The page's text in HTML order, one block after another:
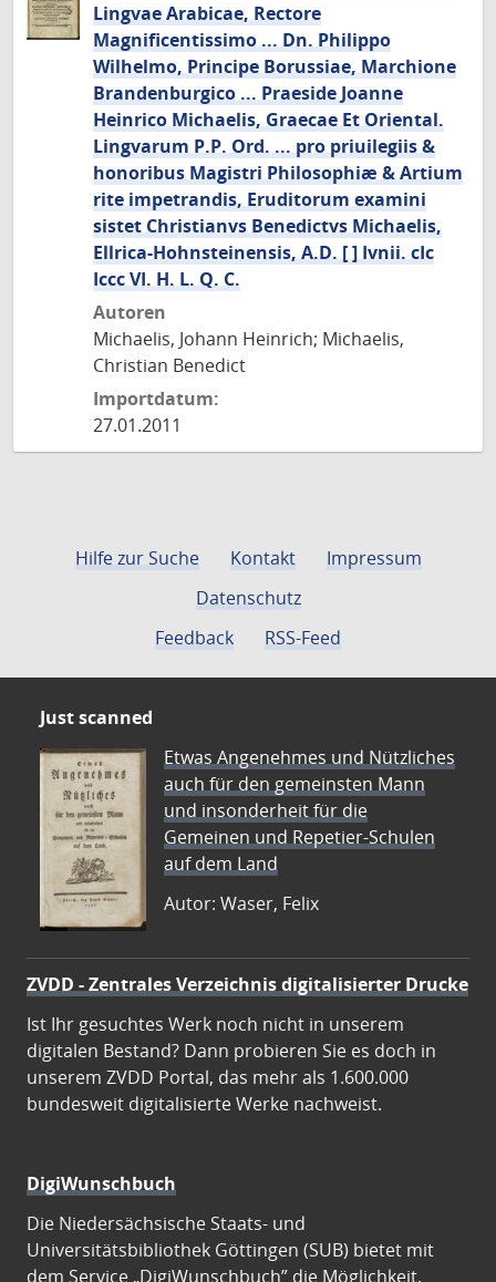
Lingvae Arabicae, Rectore
Magnificentissimo ... Dn. Philippo
Wilhelmo, Principe Borussiae, Marchione
Brandenburgico ... Praeside Joanne
Heinrico Michaelis, Graecae Et Oriental.
Lingvarum P.P. Ord. ... pro priuilegiis &
honoribus Magistri Philosophiæ & Artium
rite impetrandis, Eruditorum examini
sistet Christianvs Benedictvs Michaelis,
Ellrica-Hohnsteinensis, A.D. [ ] Ivnii. cIc
Iccc VI. H. L. Q. C.
Autoren
Michaelis, Johann Heinrich; Michaelis,
Christian Benedict
Importdatum:
27.01.2011
Hilfe zur Suche Kontakt
Impressum
Datenschutz
Feedback
RSS-Feed
Just scanned
Etwas Angenehmes und Nützliches
auch für den gemeinsten Mann
und insonderheit für die
Gemeinen und Repetier-Schulen
auf dem Land
Autor: Waser, Felix
ZVDD - Zentrales Verzeichnis digitalisierter Drucke
Ist Ihr gesuchtes Werk noch nicht in unserem
digitalen Bestand? Dann probieren Sie es doch in
unserem ZVDD Portal, das mehr als 1.600.000
bundesweit digitalisierte Werke nachweist.
DigiWunschbuch
Die Niedersächsische Staats- und
Universitätsbibliothek Göttingen (SUB) bietet mit
dem Service „DigiWunschbuch” die Möglichkeit,